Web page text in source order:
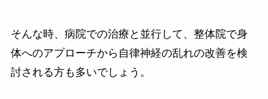
そんな時、病院での治療と並行して、整体院で身
体へのアプローチから自律神経の乱れの改善を検
討される方も多いでしょう。